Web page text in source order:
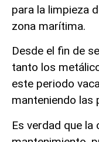
para la limpieza
zona marítima.
Desde el fin de
tanto los
este periodo
manteniendo las
Es verdad que